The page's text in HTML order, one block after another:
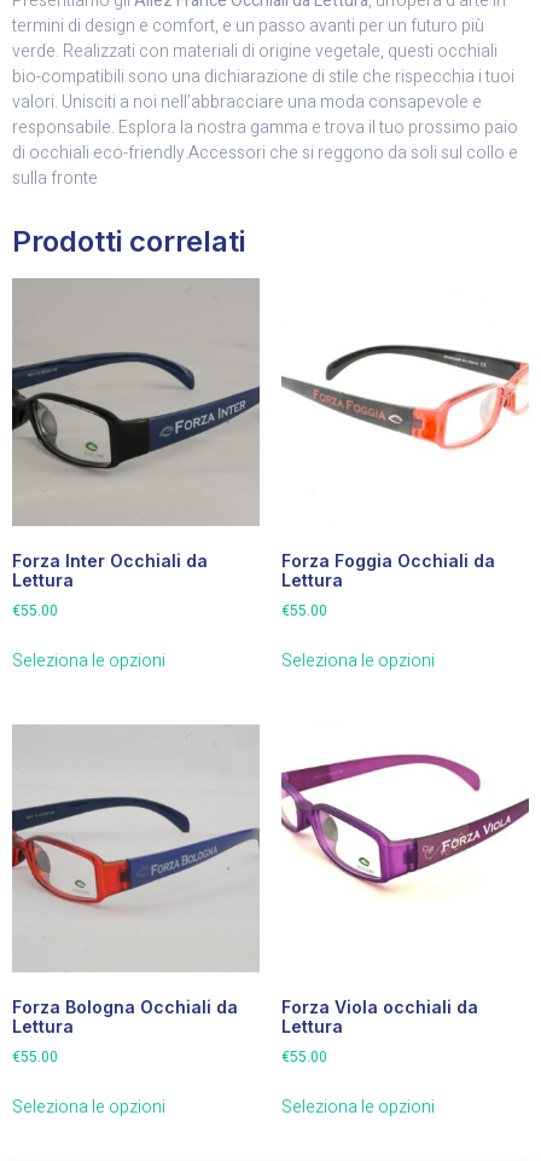
termini di design e comfort, e un passo avanti per un futuro più
verde. Realizzati con materiali di origine vegetale, questi occhiali
bio-compatibili sono una dichiarazione di stile che rispecchia i tuoi
valori. Unisciti a noi nell’abbracciare una moda consapevole e
responsabile. Esplora la nostra gamma e trova il tuo prossimo paio
di occhiali eco-friendly.Accessori che si reggono da soli sul collo e
sulla fronte
Prodotti correlati
Forza Inter Occhiali da
Lettura
€55.00
Seleziona le opzioni
Forza Foggia Occhiali da
Lettura
€55.00
Seleziona le opzioni
Forza Bologna Occhiali da
Lettura
€55.00
Seleziona le opzioni
Forza Viola occhiali da
Lettura
€55.00
Seleziona le opzioni